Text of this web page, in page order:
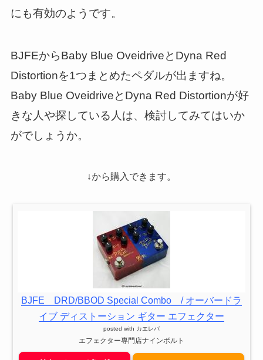
にも有効のようです。
BJFEからBaby Blue OveidriveとDyna Red
Distortionを1つまとめたペダルが出ますね。
Baby Blue OveidriveとDyna Red Distortionが好
きな人や探している人は、検討してみてはいか
がでしょうか。
↓から購入できます。
BJFE DRD/BBOD Special Combo / オーバードラ
イブ ディストーション ギター エフェクター
posted with カエレバ
エフェクター専門店ナインボルト